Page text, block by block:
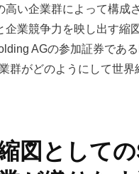
高い企業群によって構成
企業競争力を映し出す縮
AGの参加証券であ
群がどのようにして世
図として